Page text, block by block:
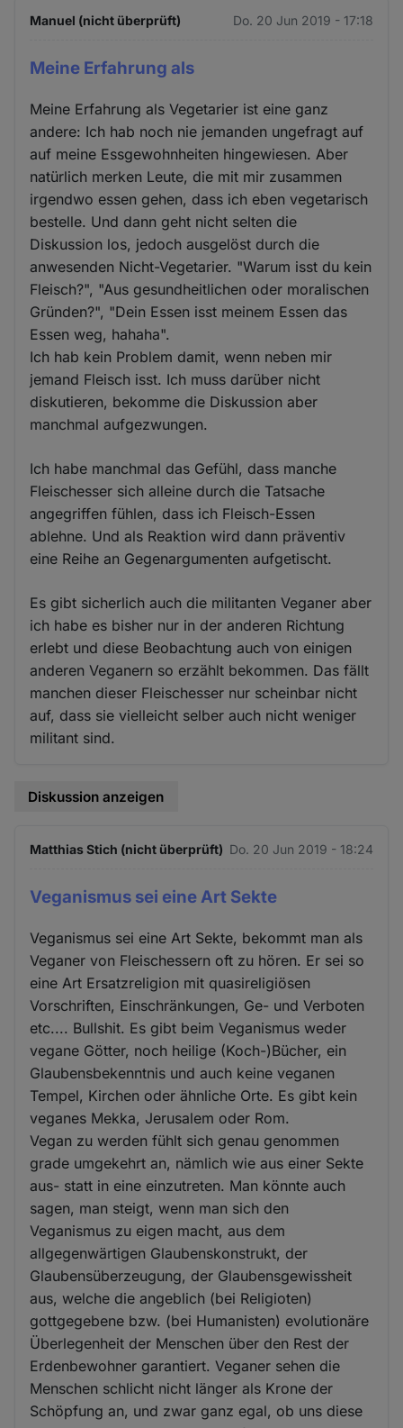
Manuel (nicht überprüft) Do. 20 Jun 2019 - 17:18
Meine Erfahrung als
Meine Erfahrung als Vegetarier ist eine ganz
andere: Ich hab noch nie jemanden ungefragt auf
auf meine Essgewohnheiten hingewiesen. Aber
natürlich merken Leute, die mit mir zusammen
irgendwo essen gehen, dass ich eben vegetarisch
bestelle. Und dann geht nicht selten die
Diskussion los, jedoch ausgelöst durch die
anwesenden Nicht-Vegetarier. "Warum isst du kein
Fleisch?", "Aus gesundheitlichen oder moralischen
Gründen?", "Dein Essen isst meinem Essen das
Essen weg, hahaha".
Ich hab kein Problem damit, wenn neben mir
jemand Fleisch isst. Ich muss darüber nicht
diskutieren, bekomme die Diskussion aber
manchmal aufgezwungen.
Ich habe manchmal das Gefühl, dass manche
Fleischesser sich alleine durch die Tatsache
angegriffen fühlen, dass ich Fleisch-Essen
ablehne. Und als Reaktion wird dann präventiv
eine Reihe an Gegenargumenten aufgetischt.
Es gibt sicherlich auch die militanten Veganer aber
ich habe es bisher nur in der anderen Richtung
erlebt und diese Beobachtung auch von einigen
anderen Veganern so erzählt bekommen. Das fällt
manchen dieser Fleischesser nur scheinbar nicht
auf, dass sie vielleicht selber auch nicht weniger
militant sind.
Diskussion anzeigen
Matthias Stich (nicht überprüft) Do. 20 Jun 2019 - 18:24
Veganismus sei eine Art Sekte
Veganismus sei eine Art Sekte, bekommt man als
Veganer von Fleischessern oft zu hören. Er sei so
eine Art Ersatzreligion mit quasireligiösen
Vorschriften, Einschränkungen, Ge- und Verboten
etc.... Bullshit. Es gibt beim Veganismus weder
vegane Götter, noch heilige (Koch-)Bücher, ein
Glaubensbekenntnis und auch keine veganen
Tempel, Kirchen oder ähnliche Orte. Es gibt kein
veganes Mekka, Jerusalem oder Rom.
Vegan zu werden fühlt sich genau genommen
grade umgekehrt an, nämlich wie aus einer Sekte
aus- statt in eine einzutreten. Man könnte auch
sagen, man steigt, wenn man sich den
Veganismus zu eigen macht, aus dem
allgegenwärtigen Glaubenskonstrukt, der
Glaubensüberzeugung, der Glaubensgewissheit
aus, welche die angeblich (bei Religioten)
gottgegebene bzw. (bei Humanisten) evolutionäre
Überlegenheit der Menschen über den Rest der
Erdenbewohner garantiert. Veganer sehen die
Menschen schlicht nicht länger als Krone der
Schöpfung an, und zwar ganz egal, ob uns diese